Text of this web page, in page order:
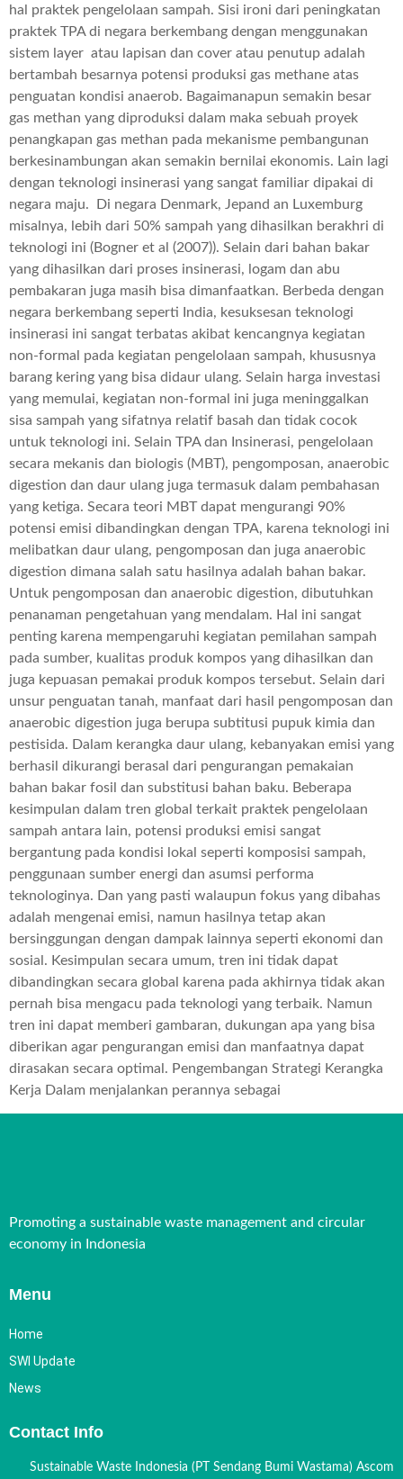
hal praktek pengelolaan sampah. Sisi ironi dari peningkatan
praktek TPA di negara berkembang dengan menggunakan
sistem layer atau lapisan dan cover atau penutup adalah
bertambah besarnya potensi produksi gas methane atas
penguatan kondisi anaerob. Bagaimanapun semakin besar
gas methan yang diproduksi dalam maka sebuah proyek
penangkapan gas methan pada mekanisme pembangunan
berkesinambungan akan semakin bernilai ekonomis. Lain lagi
dengan teknologi insinerasi yang sangat familiar dipakai di
negara maju. Di negara Denmark, Jepand an Luxemburg
misalnya, lebih dari 50% sampah yang dihasilkan berakhri di
teknologi ini (Bogner et al (2007)). Selain dari bahan bakar
yang dihasilkan dari proses insinerasi, logam dan abu
pembakaran juga masih bisa dimanfaatkan. Berbeda dengan
negara berkembang seperti India, kesuksesan teknologi
insinerasi ini sangat terbatas akibat kencangnya kegiatan
non-formal pada kegiatan pengelolaan sampah, khususnya
barang kering yang bisa didaur ulang. Selain harga investasi
yang memulai, kegiatan non-formal ini juga meninggalkan
sisa sampah yang sifatnya relatif basah dan tidak cocok
untuk teknologi ini. Selain TPA dan Insinerasi, pengelolaan
secara mekanis dan biologis (MBT), pengomposan, anaerobic
digestion dan daur ulang juga termasuk dalam pembahasan
yang ketiga. Secara teori MBT dapat mengurangi 90%
potensi emisi dibandingkan dengan TPA, karena teknologi ini
melibatkan daur ulang, pengomposan dan juga anaerobic
digestion dimana salah satu hasilnya adalah bahan bakar.
Untuk pengomposan dan anaerobic digestion, dibutuhkan
penanaman pengetahuan yang mendalam. Hal ini sangat
penting karena mempengaruhi kegiatan pemilahan sampah
pada sumber, kualitas produk kompos yang dihasilkan dan
juga kepuasan pemakai produk kompos tersebut. Selain dari
unsur penguatan tanah, manfaat dari hasil pengomposan dan
anaerobic digestion juga berupa subtitusi pupuk kimia dan
pestisida. Dalam kerangka daur ulang, kebanyakan emisi yang
berhasil dikurangi berasal dari pengurangan pemakaian
bahan bakar fosil dan substitusi bahan baku. Beberapa
kesimpulan dalam tren global terkait praktek pengelolaan
sampah antara lain, potensi produksi emisi sangat
bergantung pada kondisi lokal seperti komposisi sampah,
penggunaan sumber energi dan asumsi performa
teknologinya. Dan yang pasti walaupun fokus yang dibahas
adalah mengenai emisi, namun hasilnya tetap akan
bersinggungan dengan dampak lainnya seperti ekonomi dan
sosial. Kesimpulan secara umum, tren ini tidak dapat
dibandingkan secara global karena pada akhirnya tidak akan
pernah bisa mengacu pada teknologi yang terbaik. Namun
tren ini dapat memberi gambaran, dukungan apa yang bisa
diberikan agar pengurangan emisi dan manfaatnya dapat
dirasakan secara optimal. Pengembangan Strategi Kerangka
Kerja Dalam menjalankan perannya sebagai
Promoting a sustainable waste management and circular
economy in Indonesia
Menu
Home
SWI Update
News
Contact Info
Sustainable Waste Indonesia (PT Sendang Bumi Wastama) Ascom